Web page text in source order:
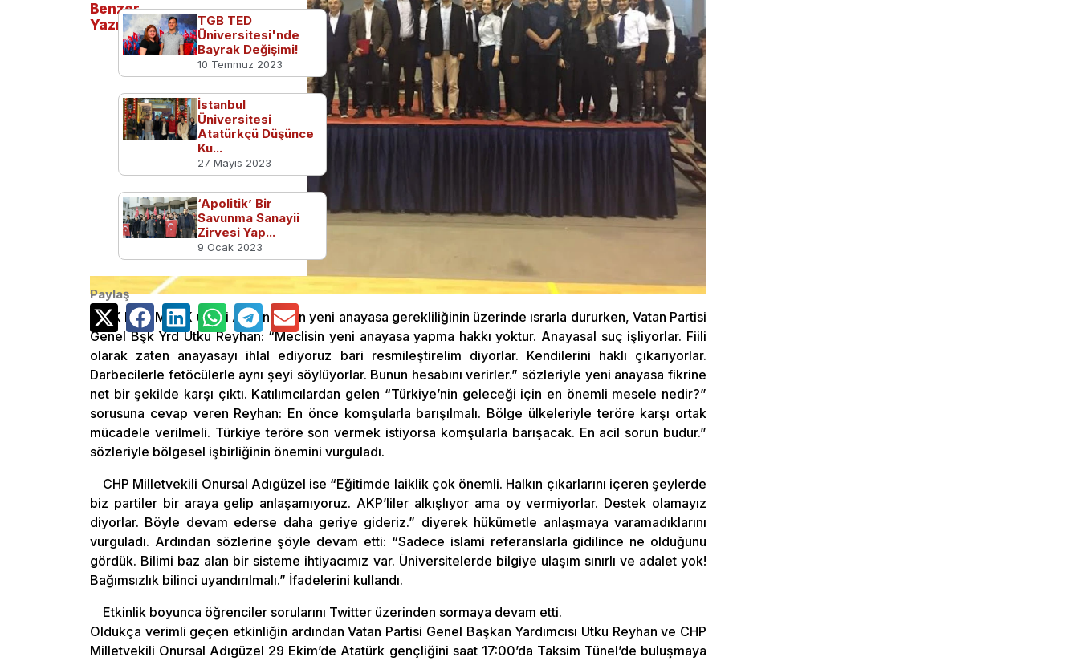
AK Parti MKYK üyesi Ayhan Ogan yeni anayasa gerekliliğinin üzerinde ısrarla dururken, Vatan Partisi
Genel Bşk Yrd Utku Reyhan: “Meclisin yeni anayasa yapma hakkı yoktur. Anayasal suç işliyorlar. Fiili
olarak zaten anayasayı ihlal ediyoruz bari resmileştirelim diyorlar. Kendilerini haklı çıkarıyorlar.
Darbecilerle fetöcülerle aynı şeyi söylüyorlar. Bunun hesabını verirler.” sözleriyle yeni anayasa fikrine
net bir şekilde karşı çıktı. Katılımcılardan gelen “Türkiye’nin geleceği için en önemli mesele nedir?”
sorusuna cevap veren Reyhan: En önce komşularla barışılmalı. Bölge ülkeleriyle teröre karşı ortak
mücadele verilmeli. Türkiye teröre son vermek istiyorsa komşularla barışacak. En acil sorun budur.”
sözleriyle bölgesel işbirliğinin önemini vurguladı.
CHP Milletvekili Onursal Adıgüzel ise “Eğitimde laiklik çok önemli. Halkın çıkarlarını içeren şeylerde
biz partiler bir araya gelip anlaşamıyoruz. AKP’liler alkışlıyor ama oy vermiyorlar. Destek olamayız
diyorlar. Böyle devam ederse daha geriye gideriz.” diyerek hükümetle anlaşmaya varamadıklarını
vurguladı. Ardından sözlerine şöyle devam etti: “Sadece islami referanslarla gidilince ne olduğunu
gördük. Bilimi baz alan bir sisteme ihtiyacımız var. Üniversitelerde bilgiye ulaşım sınırlı ve adalet yok!
Bağımsızlık bilinci uyandırılmalı.” İfadelerini kullandı.
Etkinlik boyunca öğrenciler sorularını Twitter üzerinden sormaya devam etti.
Oldukça verimli geçen etkinliğin ardından Vatan Partisi Genel Başkan Yardımcısı Utku Reyhan ve CHP
Milletvekili Onursal Adıgüzel 29 Ekim’de Atatürk gençliğini saat 17:00’da Taksim Tünel’de buluşmaya
Benzer
Yazılar
TGB TED
Üniversitesi'nde
Bayrak Değişimi!
10 Temmuz 2023
İstanbul
Üniversitesi
Atatürkçü Düşünce
Ku...
27 Mayıs 2023
‘Apolitik’ Bir
Savunma Sanayii
Zirvesi Yap...
9 Ocak 2023
Paylaş